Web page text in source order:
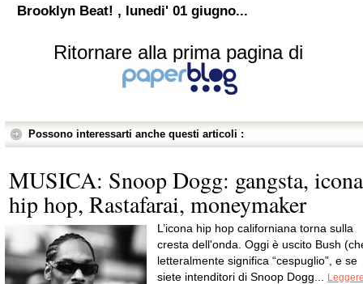
Brooklyn Beat! , lunedi' 01 giugno...
Ritornare alla prima pagina di
Possono interessarti anche questi articoli :
MUSICA: Snoop Dogg: gangsta, icona
hip hop, Rastafarai, moneymaker
L’icona hip hop californiana torna sulla
cresta dell'onda. Oggi è uscito Bush
letteralmente significa “cespuglio”, e se
siete intenditori di Snoop Dogg...